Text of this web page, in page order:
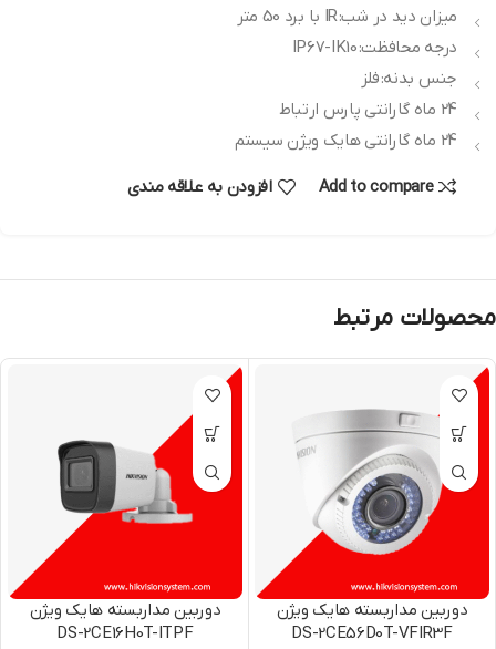
میزان دید در شب: IR با برد 50 متر
درجه محافظت: IP67-IK10
جنس بدنه: فلز
24 ماه گارانتی پارس ارتباط
24 ماه گارانتی هایک ویژن سیستم
Add to compare افزودن به علاقه مندی
محصولات مرتبط
دوربین مداربسته هایک ویژن
DS-2CE56D0T-VFIR3F
دوربین مداربسته هایک ویژن
DS-2CE16H0T-ITPF